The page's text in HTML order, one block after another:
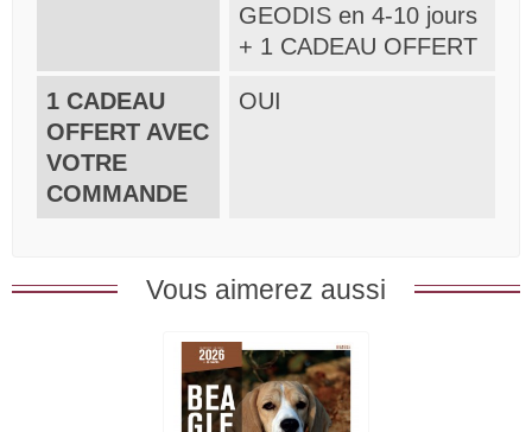
GEODIS en 4-10 jours
+ 1 CADEAU OFFERT
1 CADEAU
OFFERT AVEC
VOTRE
COMMANDE
OUI
Vous aimerez aussi